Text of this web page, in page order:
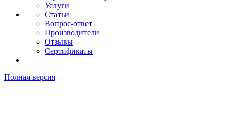
Услуги
Статьи
Вопрос-ответ
Производители
Отзывы
Сертификаты
Полная версия